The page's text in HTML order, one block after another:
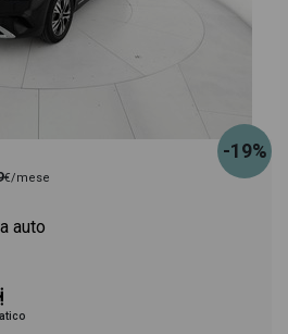
-19%
€/mese
auto